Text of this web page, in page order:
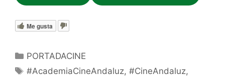
Me gusta
Categorías
PORTADACINE
Etiquetas
#AcademiaCineAndaluz,#CineAndaluz,